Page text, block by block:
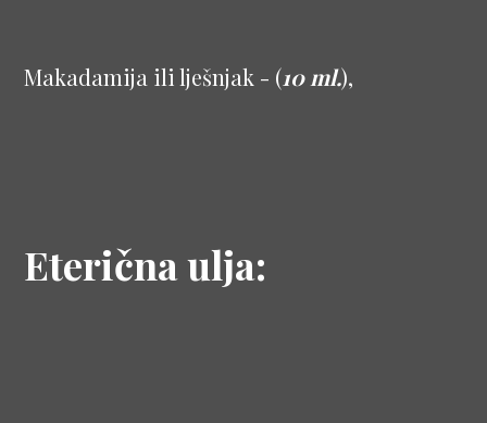
Makadamija ili lješnjak - (10 ml.),
Eterična ulja: